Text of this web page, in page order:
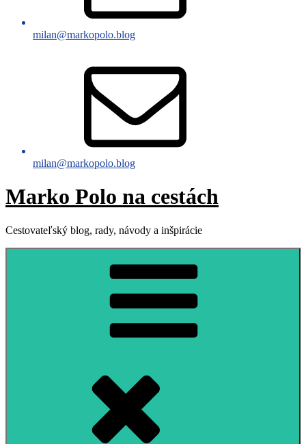
milan@markopolo.blog
milan@markopolo.blog
Marko Polo na cestách
Cestovateľský blog, rady, návody a inšpirácie